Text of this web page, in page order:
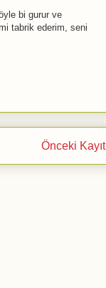
bi gurur ve
tabrik ederim, seni
Önceki Kayıt